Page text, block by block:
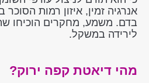
אנרגיה זמין, איזון רמות הסוכר
בדם. משמע, מחקרים הוכיחו
לירידה במשקל.
מהי דיאטת קפה ירוק?